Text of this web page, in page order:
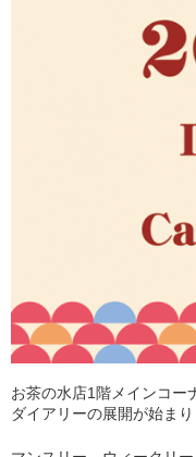
お茶の水店1階メインコー
ダイアリーの展開が始まり